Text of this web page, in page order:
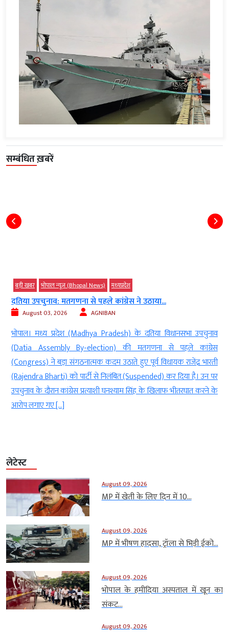
सम्बंधित ख़बरें
बड़ी खबर भोपाल न्यूज़ (Bhopal News) मध्‍यप्रदेश
दतिया उपचुनाव: मतगणना से पहले कांग्रेस ने उठाया...
August 03, 2026 AGNIBAN
भोपाल। मध्य प्रदेश (Madhya Pradesh) के दतिया विधानसभा उपचुनाव
(Datia Assembly By-election) की मतगणना से पहले कांग्रेस
(Congress) ने बड़ा संगठनात्मक कदम उठाते हुए पूर्व विधायक राजेंद्र भारती
(Rajendra Bharti) को पार्टी से निलंबित (Suspended) कर दिया है। उन पर
उपचुनाव के दौरान कांग्रेस प्रत्याशी घनश्याम सिंह के खिलाफ भीतरघात करने के
आरोप लगाए गए […]
लेटेस्ट
August 09, 2026
MP में खेती के लिए दिन में 10...
August 09, 2026
MP में भीषण हादसा, ट्रॉला से भिड़ी ईको...
August 09, 2026
भोपाल के हमीदिया अस्पताल में खून का
संकट...
August 09, 2026